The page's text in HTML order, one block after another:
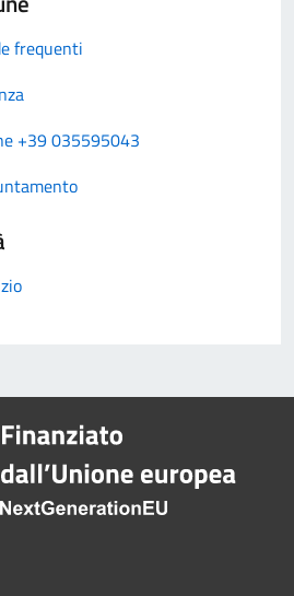
frequenti
+39 035595043